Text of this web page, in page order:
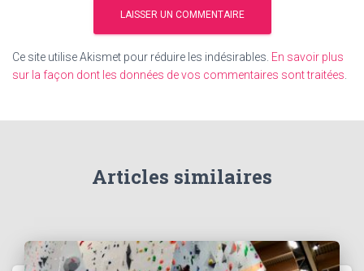
Ce site utilise Akismet pour réduire les indésirables. En savoir plus
sur la façon dont les données de vos commentaires sont traitées
Articles similaires